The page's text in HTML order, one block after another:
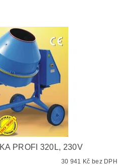
PROFI 320L, 230V
30 941 Kč bez DPH